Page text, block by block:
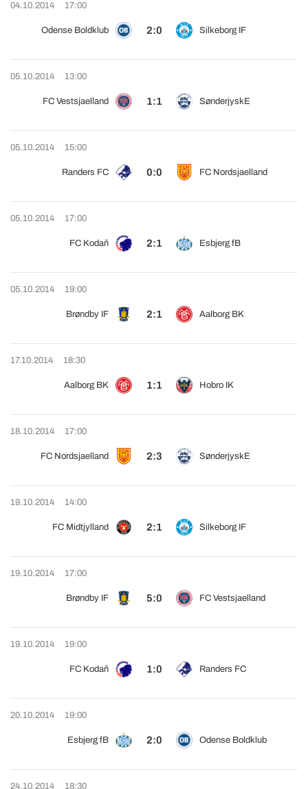
04.10.2014 17:00
Odense Boldklub 2:0 Silkeborg IF
05.10.2014 13:00
FC Vestsjaelland 1:1 SønderjyskE
05.10.2014 15:00
Randers FC 0:0 FC Nordsjaelland
05.10.2014 17:00
FC Kodaň 2:1 Esbjerg fB
05.10.2014 19:00
Brøndby IF 2:1 Aalborg BK
17.10.2014 18:30
Aalborg BK 1:1 Hobro IK
18.10.2014 17:00
FC Nordsjaelland 2:3 SønderjyskE
19.10.2014 14:00
FC Midtjylland 2:1 Silkeborg IF
19.10.2014 17:00
Brøndby IF 5:0 FC Vestsjaelland
19.10.2014 19:00
FC Kodaň 1:0 Randers FC
20.10.2014 19:00
Esbjerg fB 2:0 Odense Boldklub
24.10.2014 18:30